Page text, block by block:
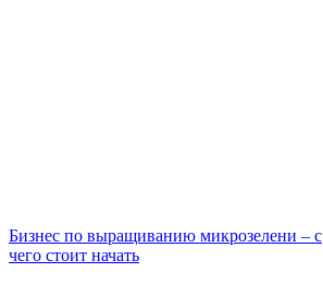
Бизнес по выращиванию микрозелени – с
чего стоит начать